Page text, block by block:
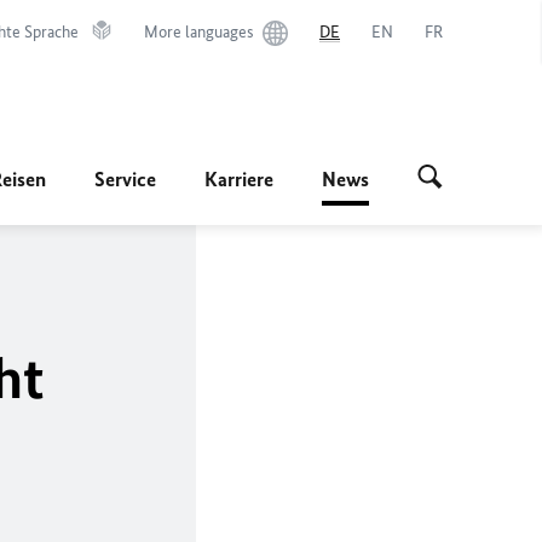
Sprache More languages DE EN FR
Service Karriere News